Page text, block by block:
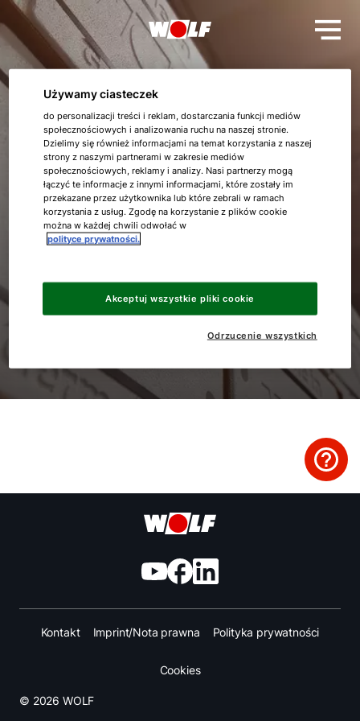
Bardzo dziękuję
Twoja prośba została przyjęta!
Wkrótce się do Ciebie odezwiemy.
WOLF GmbH
© 2026 WOLF
Kontakt Imprint/Nota prawna Polityka prywatności
Cookies
Cześć!
Jak możemy Ci pomóc?
Znajdź swojego eksperta
Kariera
Używamy ciasteczek
do personalizacji treści i reklam, dostarczania funkcji mediów
społecznościowych i analizowania ruchu na naszej stronie.
Dzielimy się również informacjami na temat korzystania z naszej
strony z naszymi partnerami w zakresie mediów
społecznościowych, reklamy i analizy. Nasi partnerzy mogą
łączyć te informacje z innymi informacjami, które zostały im
przekazane przez użytkownika lub które zebrali w ramach
korzystania z usług. Zgodę na korzystanie z plików cookie
można w każdej chwili odwołać w
polityce prywatności.
Odrzucenie wszystkich
Akceptuj wszystkie pliki cookie